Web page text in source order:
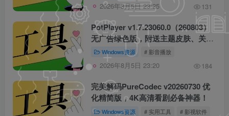
2026年8月5日 23:25 131
PotPlayer v1.7.23060.0（260803）
无广告绿色版，附送主题皮肤、关联
图标！
Windows资源 # 影音播放
2026年8月5日 23:20 184
完美解码PureCodec v20260730 优
化精简版，4K高清看剧必备神器！
Windows资源 # 实用工具 # 影视软件